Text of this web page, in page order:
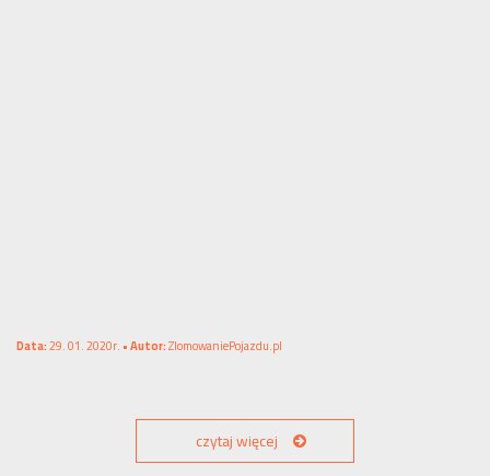
Data:29. 01. 2020r. •Autor:ZlomowaniePojazdu.pl
czytaj więcej